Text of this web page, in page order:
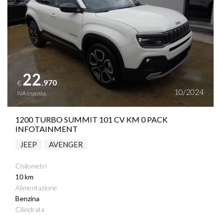
€ 22 .970
IVA esposta 10/2024
1200 TURBO SUMMIT 101 CV KM 0 PACK
INFOTAINMENT
JEEP AVENGER
Chilometri
10 km
Alimentazione
Benzina
Cilindrata